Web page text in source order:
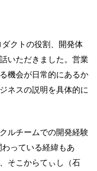
クトの役割、開発体
いただきました。営業
機会が日常的にあるか
ネスの説明を具体的に
ルチームでの開発経験
っている経緯もあ
そこからてぃし（石